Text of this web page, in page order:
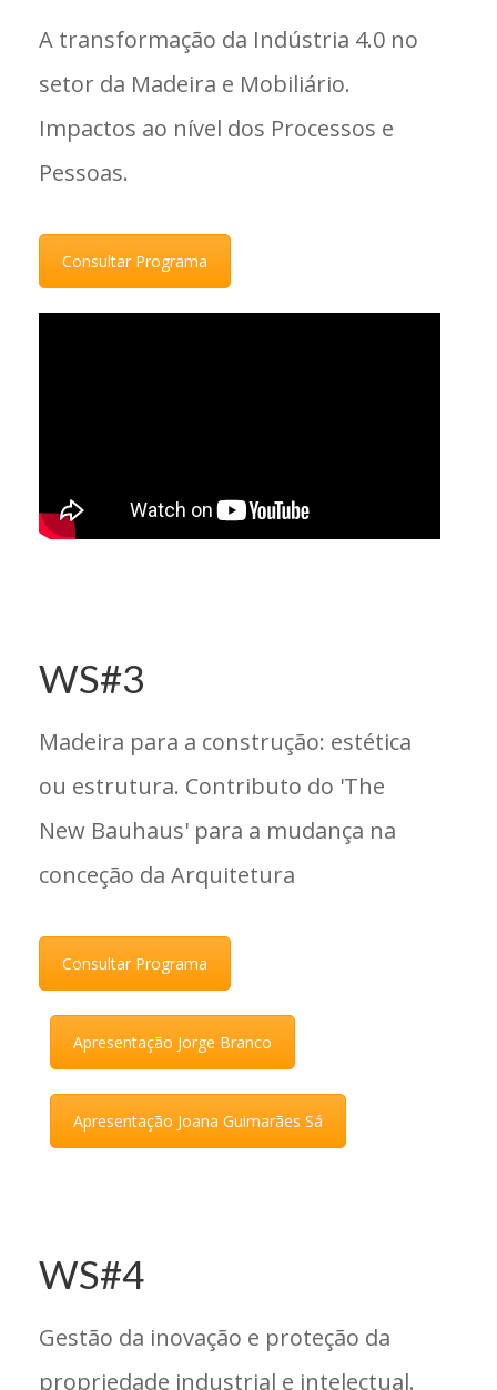
A transformação da Indústria 4.0 no
setor da Madeira e Mobiliário.
Impactos ao nível dos Processos e
Pessoas.
Consultar Programa
WS#3
Madeira para a construção: estética
ou estrutura. Contributo do 'The
New Bauhaus' para a mudança na
conceção da Arquitetura
Consultar Programa
Apresentação Jorge Branco
Apresentação Joana Guimarães Sá
WS#4
Gestão da inovação e proteção da
propriedade industrial e intelectual.